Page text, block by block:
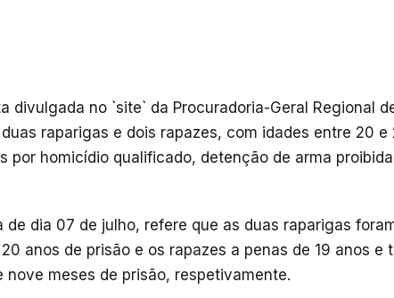
divulgada no `site` da Procuradoria-Geral Regional
raparigas e dois rapazes, com idades entre 20 e
por homicídio qualificado, detenção de arma
de dia 07 de julho, refere que as duas raparigas
anos de prisão e os rapazes a penas de 19 anos e
nove meses de prisão, respetivamente.